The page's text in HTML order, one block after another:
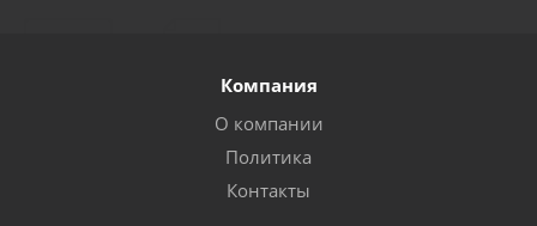
Компания
О компании
Политика
Контакты